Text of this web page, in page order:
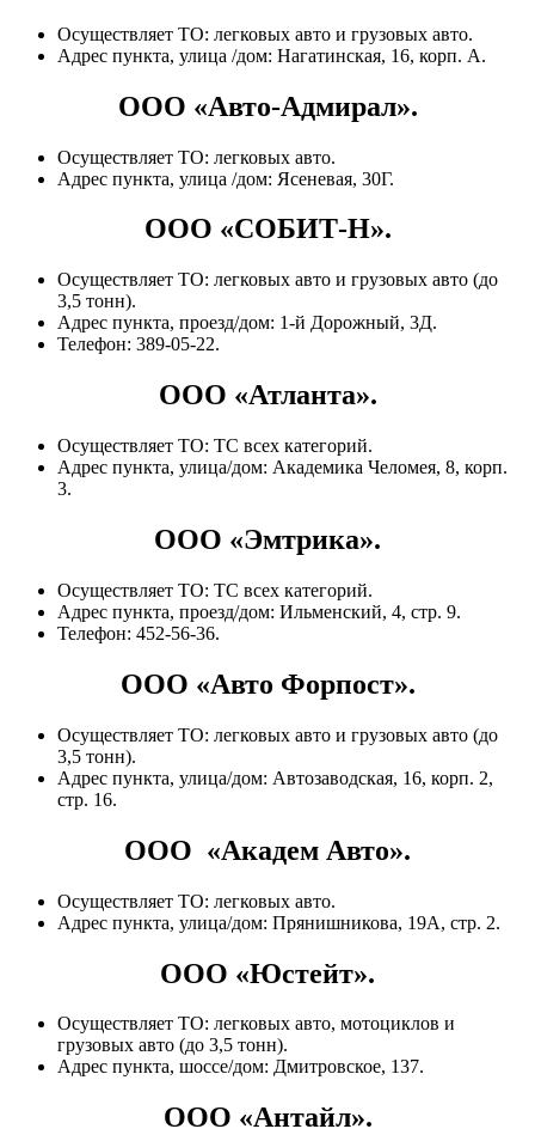
Осуществляет ТО: легковых авто и грузовых авто.
Адрес пункта, улица /дом: Нагатинская, 16, корп. А.
ООО «Авто-Адмирал».
Осуществляет ТО: легковых авто.
Адрес пункта, улица /дом: Ясеневая, 30Г.
ООО «СОБИТ-Н».
Осуществляет ТО: легковых авто и грузовых авто (до
3,5 тонн).
Адрес пункта, проезд/дом: 1-й Дорожный, 3Д.
Телефон: 389-05-22.
ООО «Атланта».
Осуществляет ТО: ТС всех категорий.
Адрес пункта, улица/дом: Академика Челомея, 8, корп.
3.
ООО «Эмтрика».
Осуществляет ТО: ТС всех категорий.
Адрес пункта, проезд/дом: Ильменский, 4, стр. 9.
Телефон: 452-56-36.
ООО «Авто Форпост».
Осуществляет ТО: легковых авто и грузовых авто (до
3,5 тонн).
Адрес пункта, улица/дом: Автозаводская, 16, корп. 2,
стр. 16.
ООО «Академ Авто».
Осуществляет ТО: легковых авто.
Адрес пункта, улица/дом: Прянишникова, 19А, стр. 2.
ООО «Юстейт».
Осуществляет ТО: легковых авто, мотоциклов и
грузовых авто (до 3,5 тонн).
Адрес пункта, шоссе/дом: Дмитровское, 137.
ООО «Антайл».